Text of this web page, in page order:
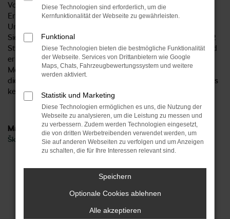
Vorstellungen und profitieren von unserer umfangreichen
Erfahrung im Verkauf von Autos. Wussten Sie, dass unser
Unternehmen bereits seit 1954 existiert? Mittlerweile finden
Sie uns an sechs Standorten im Zentrum Deutschlands und 2
Standorte in Norddeutschland und damit ideal aus Dortmund
erreichbar. Gerne beraten wir Sie hinsichtlich all Ihrer
Möglichkeit und sprechen mit Ihnen über die vielen Vorteile,
die ein Škoda Superb Neuwagen bietet. Höchste Zeit, um uns
kennen zu lernen.
Marken
Škoda
Fehler: Network Error
Beim Laden ist ein Fehler aufgetreten.
Hier sind ein paar Tipps, die dir helfen können:
Diese Technologien sind erforderlich, um die
Kernfunktionalität der Webseite zu gewährleisten.
Funktional
Diese Technologien bieten die bestmögliche Funktionalität
der Webseite. Services von Drittanbietern wie Google
Maps, Chats, Fahrzeugbewertungssystem und weitere
werden aktiviert.
Statistik und Marketing
Diese Technologien ermöglichen es uns, die Nutzung der
Webseite zu analysieren, um die Leistung zu messen und
zu verbessern. Zudem werden Technologien eingesetzt,
die von dritten Werbetreibenden verwendet werden, um
Sie auf anderen Webseiten zu verfolgen und um Anzeigen
zu schalten, die für Ihre Interessen relevant sind.
Speichern
Optionale Cookies ablehnen
Alle akzeptieren